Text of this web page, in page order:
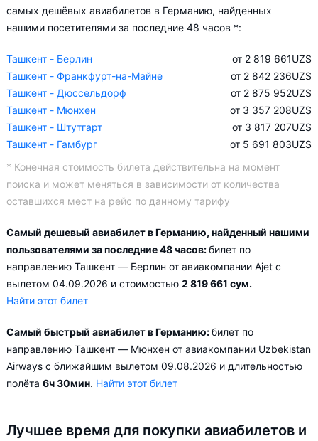
самых дешёвых авиабилетов в Германию, найденных
нашими посетителями за последние 48 часов *:
Ташкент - Берлин от 2 819 661UZS
Ташкент - Франкфурт-на-Майне
от 2 842 236UZS
Ташкент - Дюссельдорф
от 2 875 952UZS
Ташкент - Мюнхен
от 3 357 208UZS
Ташкент - Штутгарт
от 3 817 207UZS
Ташкент - Гамбург
от 5 691 803UZS
* Конечная стоимость билета действительна на момент
поиска и может меняться в зависимости от количества
оставшихся мест на рейс по данному тарифу
Самый дешевый авиабилет в Германию, найденный нашими
пользователями за последние 48 часов:билет по
направлению Ташкент — Берлин от авиакомпании Ajet с
вылетом 04.09.2026 и стоимостью 2 819 661 сум.
Найти этот билет
Самый быстрый авиабилет в Германию:билет по
направлению Ташкент — Мюнхен от авиакомпании Uzbekistan
Airways с ближайшим вылетом 09.08.2026 и длительностью
полёта 6ч 30мин. Найти этот билет
Лучшее время для покупки авиабилетов и